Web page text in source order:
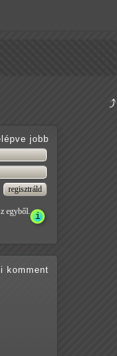
jobb
egyből.
komment